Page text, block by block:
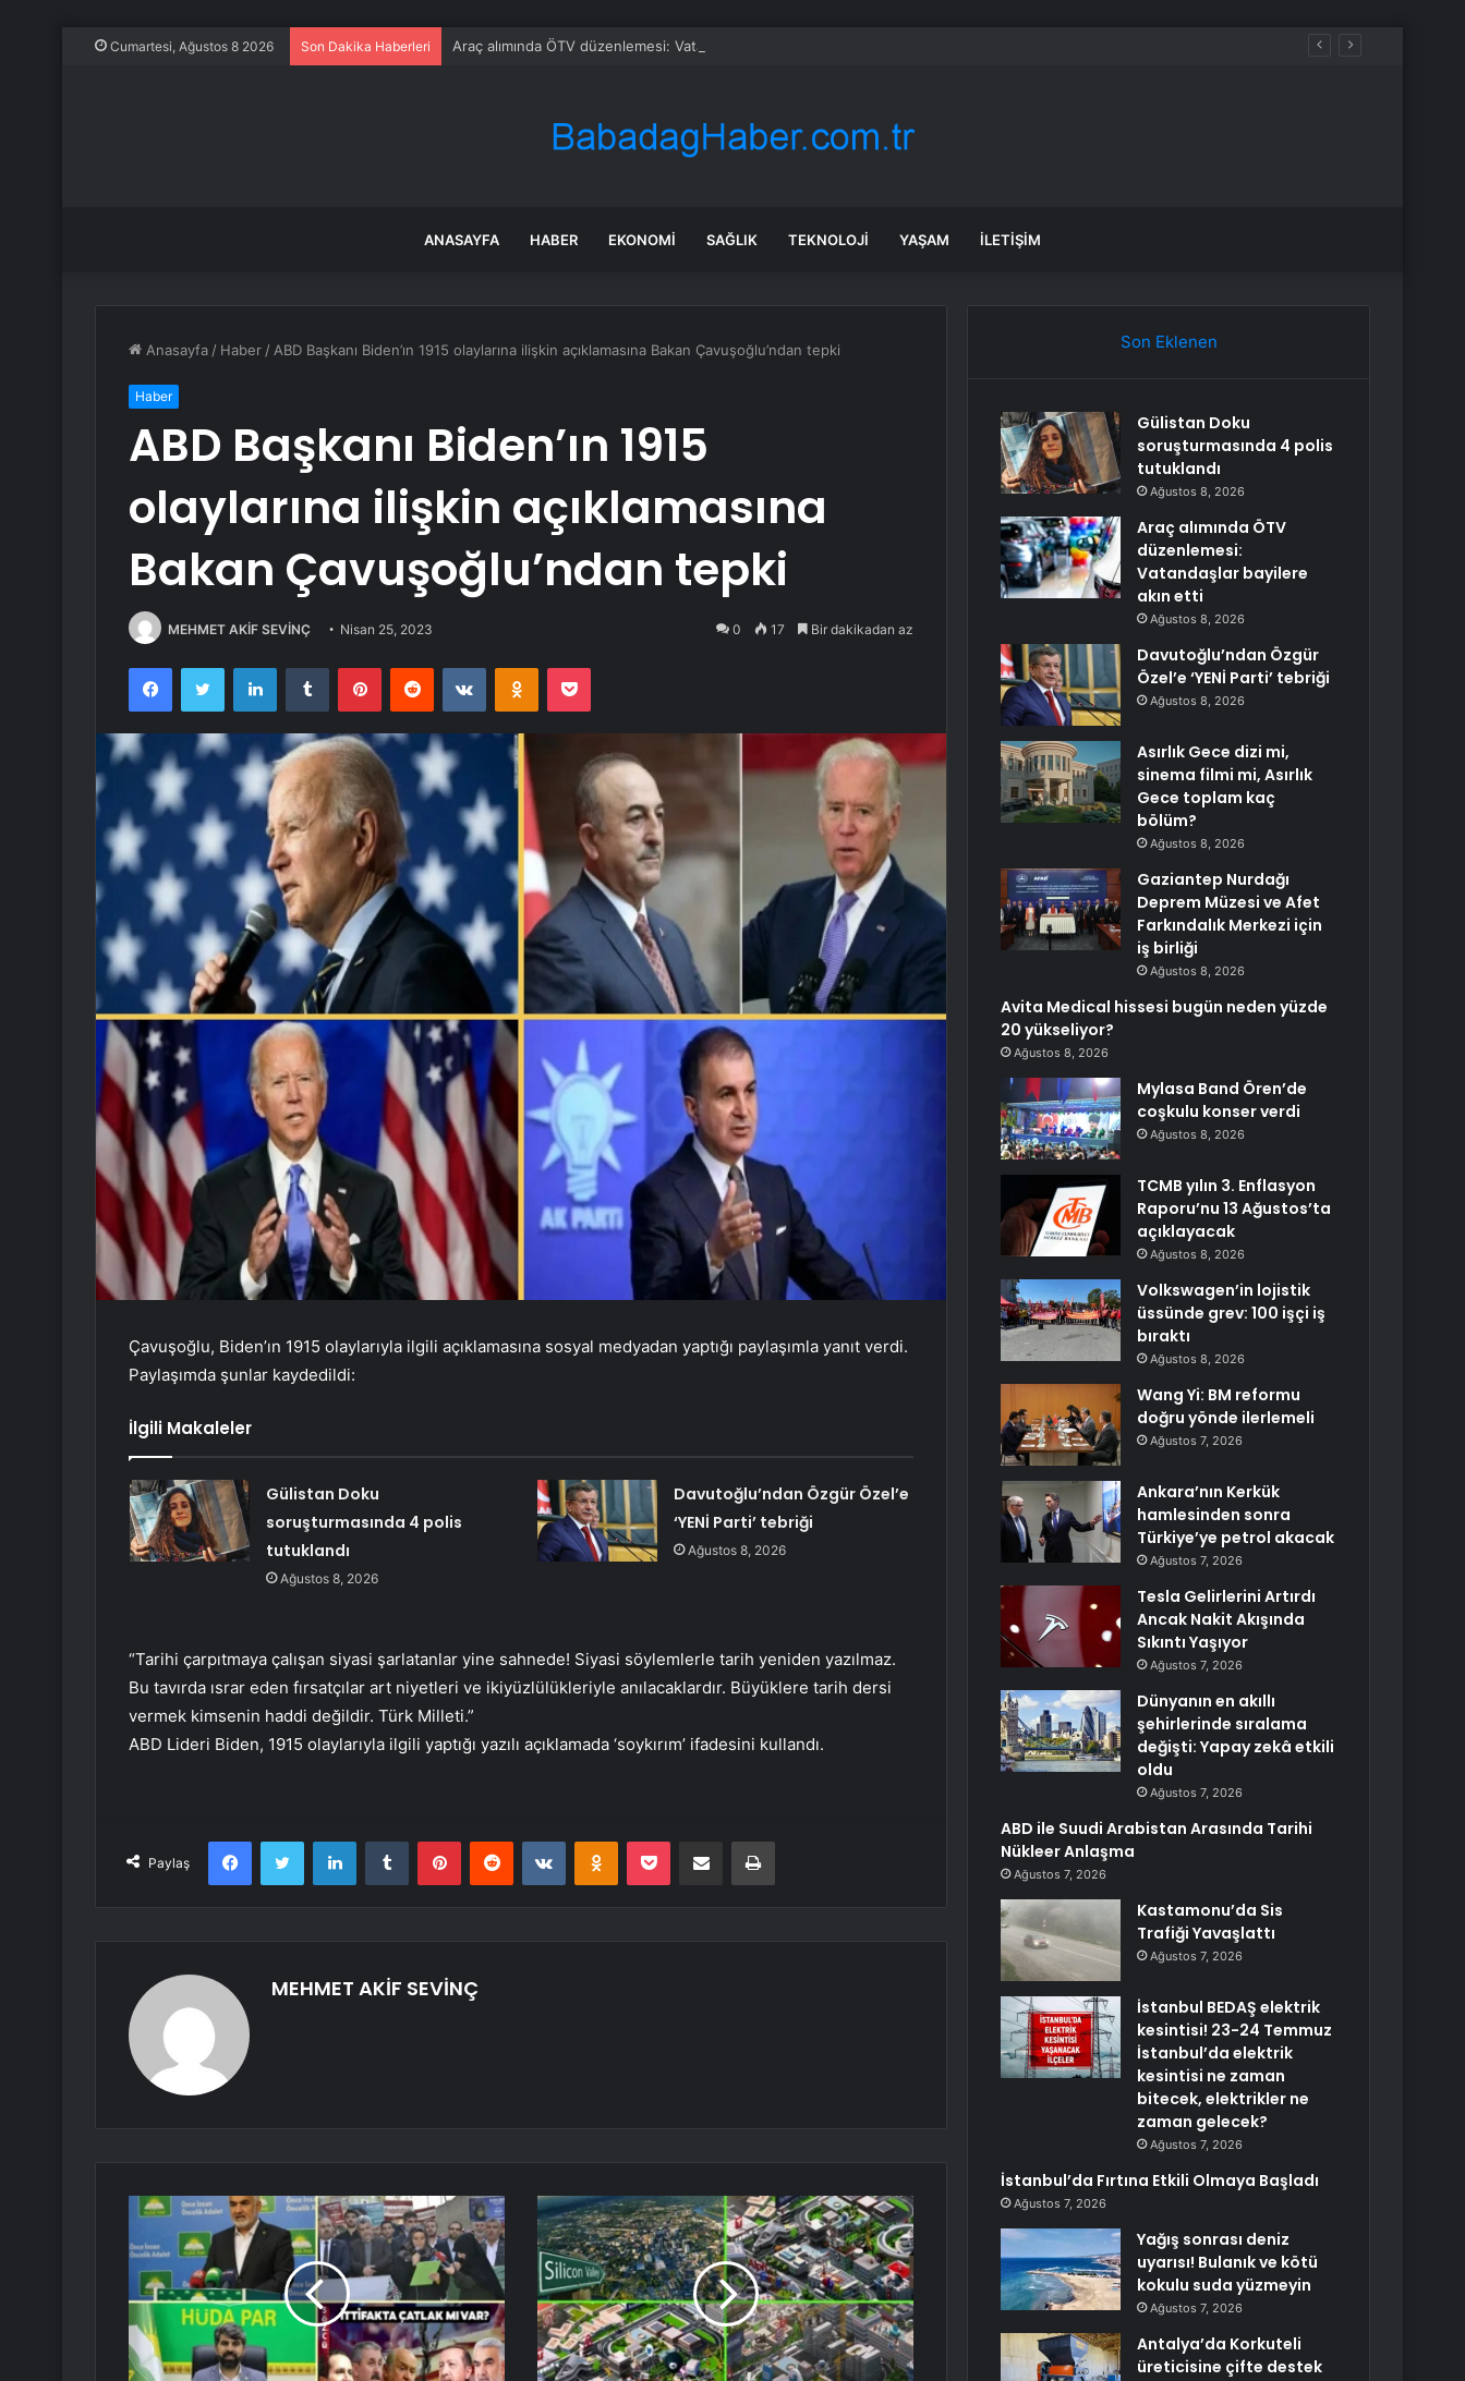
Cumartesi, Ağustos 8 2026 Son Dakika Haberleri Araç alımında ÖTV düzenlemesi: Vatandaşlar bayilere akın etti
ANASAYFA HABER EKONOMI SAĞLIK TEKNOLOJI YAŞAM İLETIŞIM
Anasayfa / Haber / ABD Başkanı Biden’ın 1915 olaylarına ilişkin açıklamasına Bakan Çavuşoğlu’ndan tepki
Haber
ABD Başkanı Biden’ın 1915
olaylarına ilişkin açıklamasına
Bakan Çavuşoğlu’ndan tepki
MEHMET AKİF SEVİNÇ Nisan 25, 2023 0 17 Bir dakikadan az
FacebookTwitter LinkedInTumblr PinterestReddit VKontakteOdnoklassniki
Pocket
Çavuşoğlu, Biden’ın 1915 olaylarıyla ilgili açıklamasına sosyal medyadan yaptığı paylaşımla yanıt verdi.
Paylaşımda şunlar kaydedildi:
İlgili Makaleler
Gülistan Doku
soruşturmasında 4 polis
tutuklandı
Ağustos 8, 2026
Davutoğlu’ndan Özgür Özel’e
‘YENİ Parti’ tebriği
Ağustos 8, 2026
“Tarihi çarpıtmaya çalışan siyasi şarlatanlar yine sahnede! Siyasi söylemlerle tarih yeniden yazılmaz.
Bu tavırda ısrar eden fırsatçılar art niyetleri ve ikiyüzlülükleriyle anılacaklardır. Büyüklere tarih dersi
vermek kimsenin haddi değildir. Türk Milleti.”
ABD Lideri Biden, 1915 olaylarıyla ilgili yaptığı yazılı açıklamada ‘soykırım’ ifadesini kullandı.
Paylaş
FacebookTwitter LinkedInTumblr PinterestReddit VKontakteOdnoklassniki
Pocket E-Posta ile paylaş Yazdır
MEHMET AKİF SEVİNÇ
Son Eklenen
Gülistan Doku
soruşturmasında 4 polis
tutuklandı
Ağustos 8, 2026
Araç alımında ÖTV
düzenlemesi:
Vatandaşlar bayilere
akın etti
Ağustos 8, 2026
Davutoğlu’ndan Özgür
Özel’e ‘YENİ Parti’ tebriği
Ağustos 8, 2026
Asırlık Gece dizi mi,
sinema filmi mi, Asırlık
Gece toplam kaç
bölüm?
Ağustos 8, 2026
Gaziantep Nurdağı
Deprem Müzesi ve Afet
Farkındalık Merkezi için
iş birliği
Ağustos 8, 2026
Avita Medical hissesi bugün neden yüzde
20 yükseliyor?
Ağustos 8, 2026
Mylasa Band Ören’de
coşkulu konser verdi
Ağustos 8, 2026
TCMB yılın 3. Enflasyon
Raporu’nu 13 Ağustos’ta
açıklayacak
Ağustos 8, 2026
Volkswagen’in lojistik
üssünde grev: 100 işçi iş
bıraktı
Ağustos 8, 2026
Wang Yi: BM reformu
doğru yönde ilerlemeli
Ağustos 7, 2026
Ankara’nın Kerkük
hamlesinden sonra
Türkiye’ye petrol akacak
Ağustos 7, 2026
Tesla Gelirlerini Artırdı
Ancak Nakit Akışında
Sıkıntı Yaşıyor
Ağustos 7, 2026
Dünyanın en akıllı
şehirlerinde sıralama
değişti: Yapay zekâ etkili
oldu
Ağustos 7, 2026
ABD ile Suudi Arabistan Arasında Tarihi
Nükleer Anlaşma
Ağustos 7, 2026
Kastamonu’da Sis
Trafiği Yavaşlattı
Ağustos 7, 2026
İstanbul BEDAŞ elektrik
kesintisi! 23-24 Temmuz
İstanbul’da elektrik
kesintisi ne zaman
bitecek, elektrikler ne
zaman gelecek?
Ağustos 7, 2026
İstanbul’da Fırtına Etkili Olmaya Başladı
Ağustos 7, 2026
Yağış sonrası deniz
uyarısı! Bulanık ve kötü
kokulu suda yüzmeyin
Ağustos 7, 2026
Antalya’da Korkuteli
üreticisine çifte destek